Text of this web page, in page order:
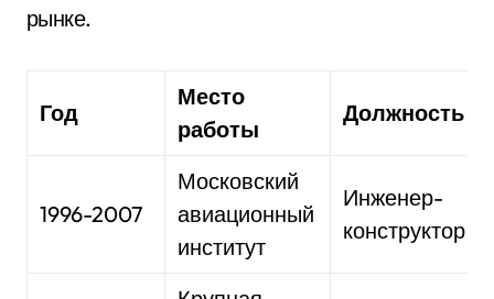
рынке.
Год
Место
работы
Должность
1996-2007
Московский
авиационный
институт
Инженер-
конструктор